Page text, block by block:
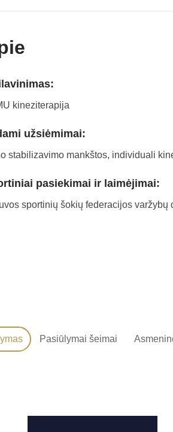
kineziterapija
užsiėmimai:
stabilizavimo mankštos, individuali
pasiekimai ir laimėjimai:
sportinių šokių federacijos
Pasiūlymai šeimai